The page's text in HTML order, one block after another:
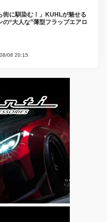
街に馴染む！」KUHLが魅せる
の“大人な”薄型フラップエアロ
08 20:15